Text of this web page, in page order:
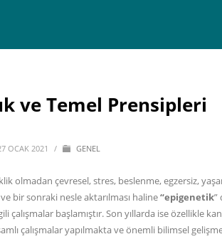
ve Temel Prensipleri
OCAK 2021 / GENEL
olmadan çevresel, stres, beslenme, egzersiz,
bir sonraki nesle aktarılması haline“epigenetik”
çalışmalar başlamıştır. Son yıllarda ise özellikle
çalışmalar yapılmakta ve önemli bilimsel